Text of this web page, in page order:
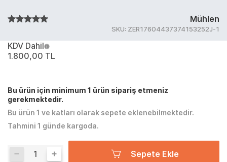
Mühlen
SKU: ZER17604437374153252J-1
KDV Dahil
1.800,00 TL
Bu ürün için minimum 1 ürün sipariş etmeniz
gerekmektedir.
Bu ürün 1 ve katları olarak sepete eklenebilmektedir.
Tahmini 1 günde kargoda.
Sepete Ekle